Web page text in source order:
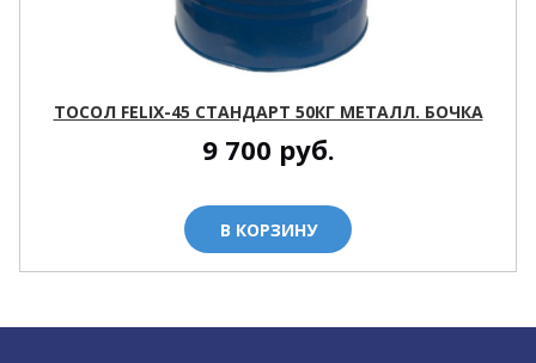
ТОСОЛ FELIX-45 СТАНДАРТ 50КГ МЕТАЛЛ. БОЧКА
9 700 руб.
В КОРЗИНУ